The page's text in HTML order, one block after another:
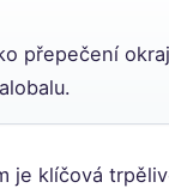
přepečení
je klíčová